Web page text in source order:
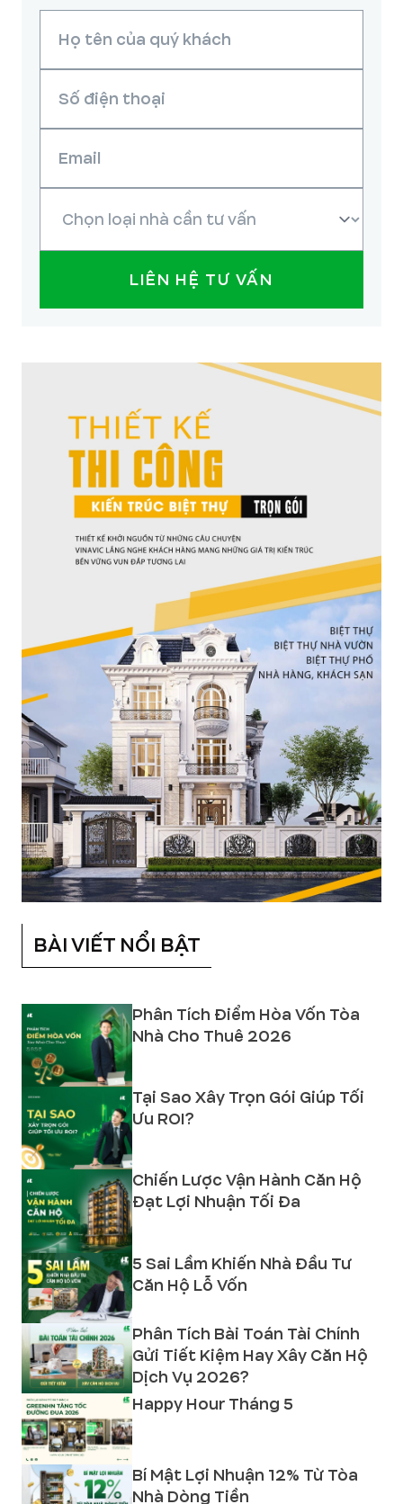
LIÊN HỆ TƯ VẤN
BÀI VIẾT NỔI BẬT
Phân Tích Điểm Hòa Vốn Tòa
Nhà Cho Thuê 2026
Tại Sao Xây Trọn Gói Giúp Tối
Ưu ROI?
Chiến Lược Vận Hành Căn Hộ
Đạt Lợi Nhuận Tối Đa
5 Sai Lầm Khiến Nhà Đầu Tư
Căn Hộ Lỗ Vốn
Phân Tích Bài Toán Tài Chính
Gửi Tiết Kiệm Hay Xây Căn Hộ
Dịch Vụ 2026?
Happy Hour Tháng 5
Bí Mật Lợi Nhuận 12% Từ Tòa
Nhà Dòng Tiền